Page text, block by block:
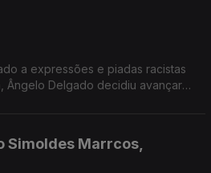
a expressões e piadas racistas
Ângelo Delgado decidiu avançar
Simoldes Marrcos,